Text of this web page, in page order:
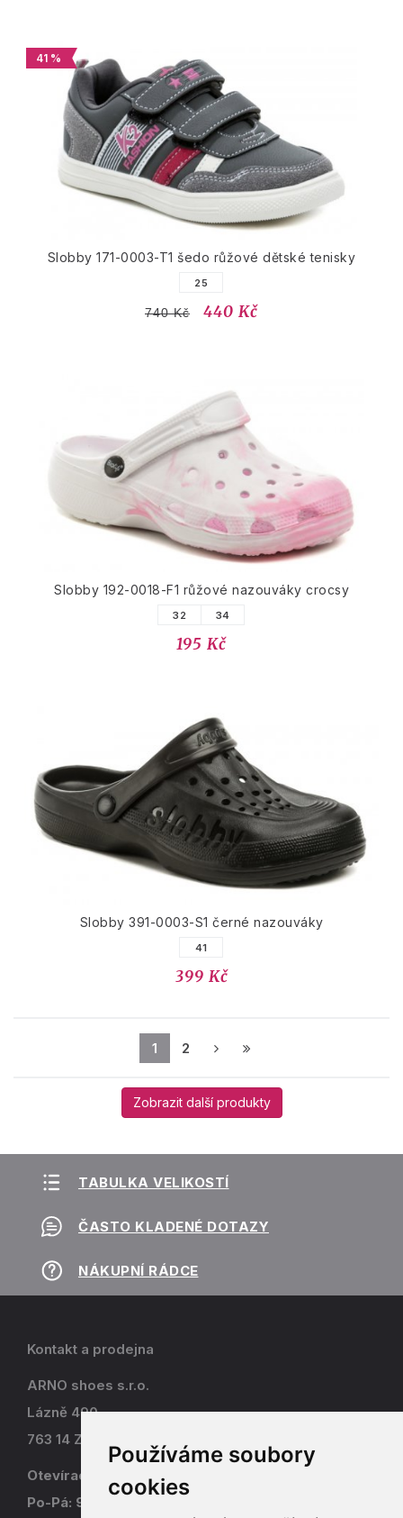
Používáme soubory
cookies
41 %
Slobby 171-0003-T1 šedo růžové dětské tenisky
25
740 Kč 440 Kč
Slobby 192-0018-F1 růžové nazouváky crocsy
32 34
195 Kč
Slobby 391-0003-S1 černé nazouváky
41
399 Kč
1 2
Zobrazit další produkty
TABULKA VELIKOSTÍ
ČASTO KLADENÉ DOTAZY
NÁKUPNÍ RÁDCE
Kontakt a prodejna
ARNO shoes s.r.o.
Lázně 490
763 14 Zlín - Kostelec
Otevírací doba
Po-Pá: 9-17